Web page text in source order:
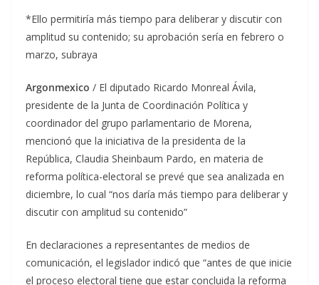
*Ello permitiría más tiempo para deliberar y discutir con
amplitud su contenido; su aprobación sería en febrero o
marzo, subraya
Argonmexico / El diputado Ricardo Monreal Ávila,
presidente de la Junta de Coordinación Política y
coordinador del grupo parlamentario de Morena,
mencionó que la iniciativa de la presidenta de la
República, Claudia Sheinbaum Pardo, en materia de
reforma política-electoral se prevé que sea analizada en
diciembre, lo cual “nos daría más tiempo para deliberar y
discutir con amplitud su contenido”
En declaraciones a representantes de medios de
comunicación, el legislador indicó que “antes de que inicie
el proceso electoral tiene que estar concluida la reforma